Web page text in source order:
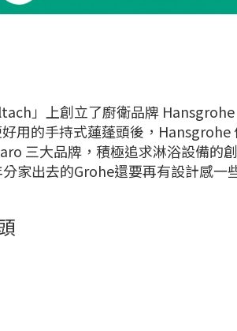
」上創立了廚衛品牌
用的手持式蓮蓬頭後，Hansgrohe
三大品牌，積極追求淋浴設備的
家出去的Grohe還要再有設計感一